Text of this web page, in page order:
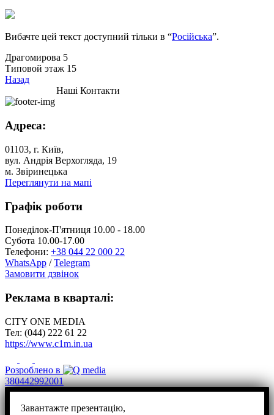
Вибачте цей текст доступний тільки в “Російська”.
Драгомирова 5
Типовой этаж 15
Назад
Наші Контакти
Адреса:
01103, г. Київ,
вул. Андрія Верхогляда, 19
м. Звіринецька
Переглянути на мапі
Графік роботи
Понеділок-П'ятниця 10.00 - 18.00
Субота 10.00-17.00
Телефони: +38 044 22 000 22
WhatsApp /Telegram
Замовити дзвінок
Реклама в кварталі:
CITY ONE MEDIA
Тел: (044) 222 61 22
https://www.c1m.in.ua
Розроблено в
380442992001
Завантажте презентацію,